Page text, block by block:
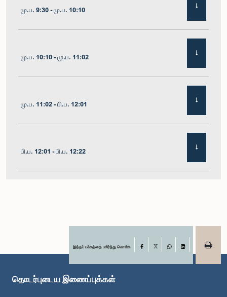
மு.ப. 9:30 - மு.ப. 10:10
மு.ப. 10:10 - மு.ப. 11:02
மு.ப. 11:02 - பி.ப. 12:01
பி.ப. 12:01 - பி.ப. 12:22
பி.ப. 1:00 - பி.ப. 1:11இந்தப் பக்கத்தை பகிர்ந்து கொள்க Facebook
LinkedIn
தொடர்புடைய இணைப்புக்கள்